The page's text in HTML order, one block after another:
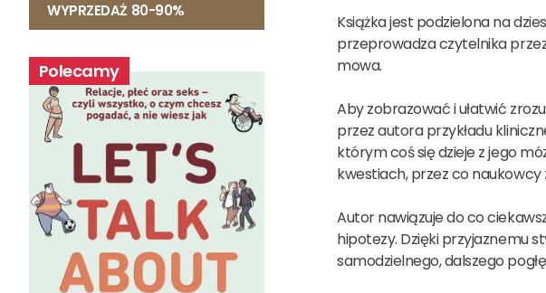
WYPRZEDAŻ 80-90%
Polecamy
Książka jest podzielona na
przeprowadza czytelnika
mowa.
Aby zobrazować i ułatwić
przez autora przykładu
którym coś się dzieje z jego
kwestiach, przez co
Autor nawiązuje do co
hipotezy. Dzięki przyjaznemu
samodzielnego, dalszego